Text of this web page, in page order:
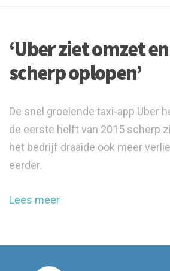
‘Uber ziet omzet
scherp oplopen’
De snel groeiende taxi-app Uber
de eerste helft van 2015 scherp
het bedrijf draaide ook meer
eerder.
Lees meer